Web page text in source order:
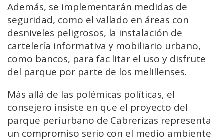
Además, se implementarán medidas de
seguridad, como el vallado en áreas con
desniveles peligrosos, la instalación de
cartelería informativa y mobiliario urbano,
como bancos, para facilitar el uso y disfrute
del parque por parte de los melillenses.
Más allá de las polémicas políticas, el
consejero insiste en que el proyecto del
parque periurbano de Cabrerizas representa
un compromiso serio con el medio ambiente